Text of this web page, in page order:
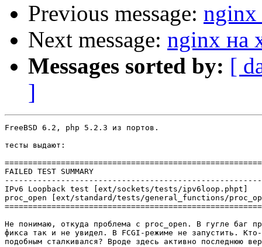
Previous message: nginx
Next message: nginx на
Messages sorted by: [
]
FreeBSD 6.2, php 5.2.3 из портов.
тесты выдают:
FAILED TEST SUMMARY
IPv6 Loopback test [ext/sockets/tests/ipv6loop.phpt]
proc_open [ext/standard/tests/general_functions/
Не понимаю, откуда проблема с proc_open. В гугле баг
фикса так и не увидел. В FCGI-режиме не запустить.
подобным сталкивался? Вроде здесь активно последнюю